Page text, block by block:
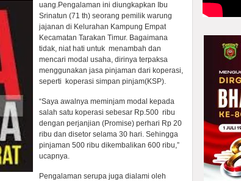
uang.Pengalaman ini diungkapkan Ibu
Srinatun (71 th) seorang pemilik warung
jajanan di Kelurahan Kampung Empat
Kecamatan Tarakan Timur. Bagaimana
tidak, niat hati untuk menambah dan
mencari modal usaha, dirinya terpaksa
menggunakan jasa pinjaman dari koperasi,
seperti koperasi simpan pinjam(KSP).
“Saya awalnya meminjam modal kepada
salah satu koperasi sebesar Rp.500 ribu
dengan perjanjian (Promise) perhari Rp 20
ribu dan disetor selama 30 hari. Sehingga
pinjaman 500 ribu dikembalikan 600 ribu,”
ucapnya.
Pengalaman serupa juga dialami oleh